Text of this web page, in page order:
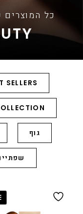
כל המוצרים
SELLERS
גוף